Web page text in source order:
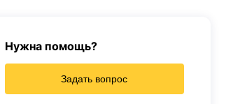
Нужна помощь?
Задать вопрос